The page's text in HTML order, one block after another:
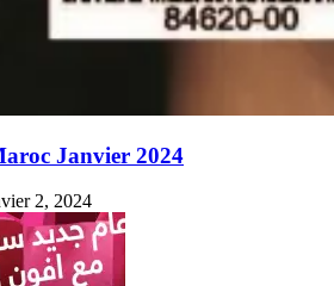
Janvier 2024
2, 2024